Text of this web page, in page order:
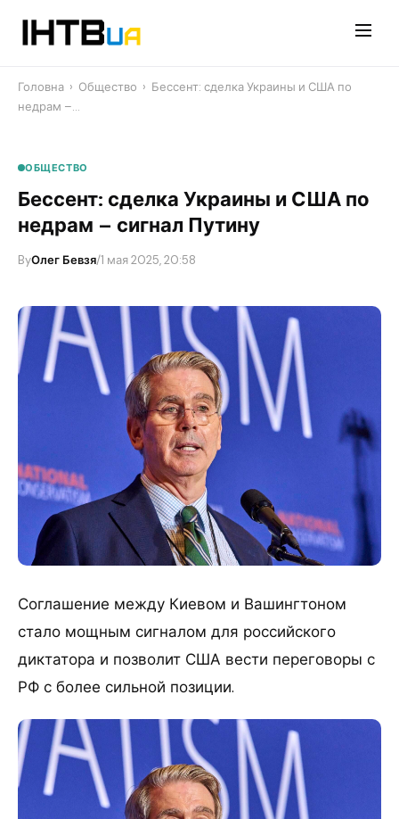
Головна › Общество › Бессент: сделка Украины и США по
недрам –…
ОБЩЕСТВО
Бессент: сделка Украины и США по
недрам – сигнал Путину
ByОлег Бевзя/1 мая 2025, 20:58
Соглашение между Киевом и Вашингтоном
стало мощным сигналом для российского
диктатора и позволит США вести переговоры с
РФ с более сильной позиции.